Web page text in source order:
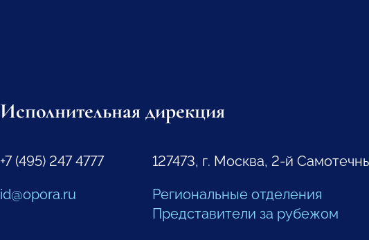
Исполнительная дирекция
+7 (495) 247 4777
id@opora.ru
127473, г. Москва, 2-й
Региональные отделения
Представители за рубежом